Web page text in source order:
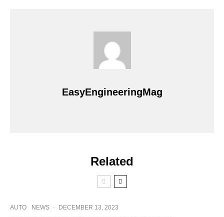
EasyEngineeringMag
Related
AUTO NEWS · DECEMBER 13, 2023